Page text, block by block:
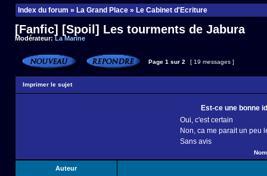
Index du forum » La Grand Place » Le Cabinet d'Ecriture
[Fanfic] [Spoil] Les tourments de Jabura
Modérateur:La Marine
Page 1 sur 2 [ 19 messages ]
Imprimer le sujet
Est-ce une bonne
Oui, c'est certain
Non, ca me parait un peu
Sans avis
Auteur